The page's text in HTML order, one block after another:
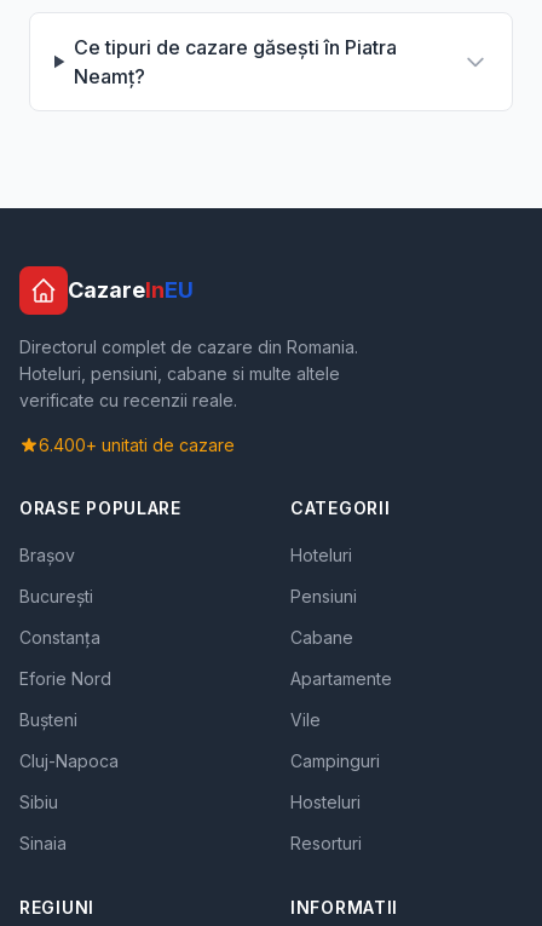
Ce tipuri de cazare găsești în Piatra
Neamț?
CazareInEU
Directorul complet de cazare din Romania.
Hoteluri, pensiuni, cabane si multe altele
verificate cu recenzii reale.
6.400+ unitati de cazare
ORASE POPULARE
Brașov
București
Constanța
Eforie Nord
Bușteni
Cluj-Napoca
Sibiu
Sinaia
CATEGORII
Hoteluri
Pensiuni
Cabane
Apartamente
Vile
Campinguri
Hosteluri
Resorturi
REGIUNI INFORMATII